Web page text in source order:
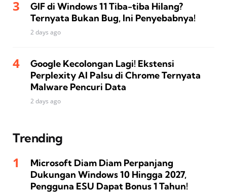
GIF di Windows 11 Tiba-tiba Hilang?
Ternyata Bukan Bug, Ini Penyebabnya!
2 days ago
Google Kecolongan Lagi! Ekstensi
Perplexity AI Palsu di Chrome Ternyata
Malware Pencuri Data
2 days ago
Trending
Microsoft Diam Diam Perpanjang
Dukungan Windows 10 Hingga 2027,
Pengguna ESU Dapat Bonus 1 Tahun!